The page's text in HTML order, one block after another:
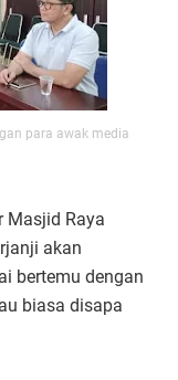
para awak media
Masjid Raya
akan
bertemu dengan
biasa disapa